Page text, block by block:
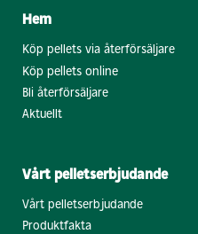
Hem
Köp pellets via återförsäljare
Köp pellets online
Bli återförsäljare
Aktuellt
Vårt pelletserbjudande
Vårt pelletserbjudande
Produktfakta